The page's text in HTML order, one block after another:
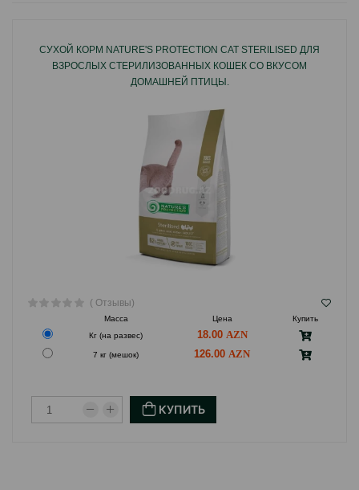
СУХОЙ КОРМ NATURE'S PROTECTION CAT STERILISED ДЛЯ
ВЗРОСЛЫХ СТЕРИЛИЗОВАННЫХ КОШЕК СО ВКУСОМ
ДОМАШНЕЙ ПТИЦЫ.
( Отзывы)
Масса Цена
Купить
Кг (на развес)
18.00
7 кг (мешок) 126.00
КУПИТЬ